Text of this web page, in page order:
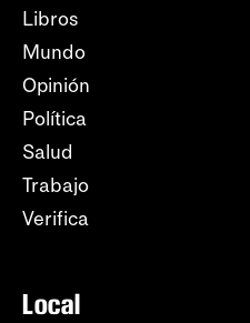
Libros
Mundo
Opinión
Política
Salud
Trabajo
Verifica
Local